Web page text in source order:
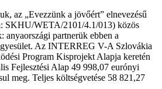
az „Evezzünk a jövőért” elnevezésű
SKHU/WETA/2101/4.1/013) közös
anyaországi partnerük ebben a
Az INTERREG V-A Szlovákia
Program Kisprojekt Alapja keretén
Fejlesztési Alap 49 998,07 eurónyi
meg. Teljes költségvetése 58 821,27